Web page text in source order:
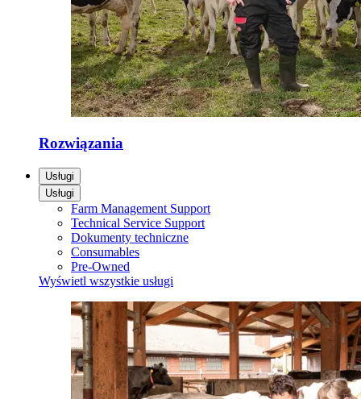
Rozwiązania
Usługi
Usługi
Farm Management Support
Technical Service Support
Dokumenty techniczne
Consumables
Pre-Owned
Wyświetl wszystkie usługi